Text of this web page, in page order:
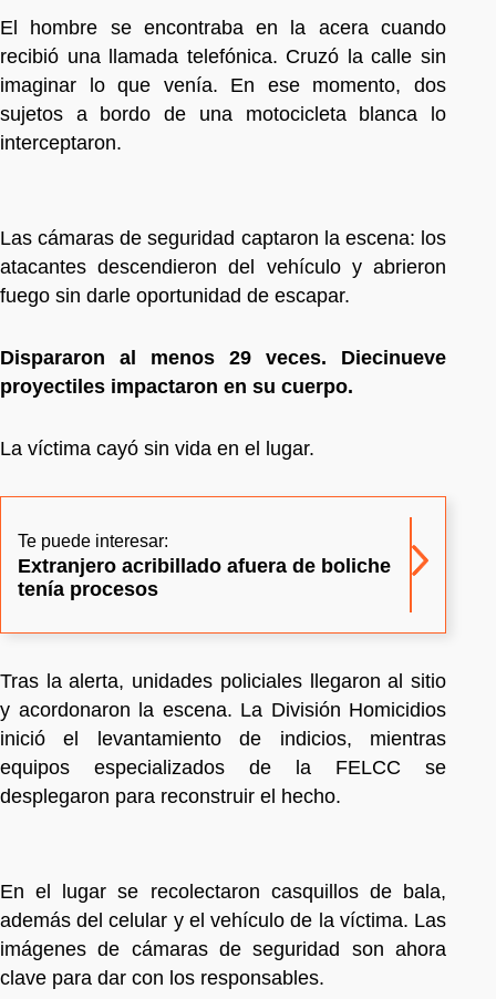
El hombre se encontraba en la acera cuando
recibió una llamada telefónica. Cruzó la calle sin
imaginar lo que venía. En ese momento, dos
sujetos a bordo de una motocicleta blanca lo
interceptaron.
Las cámaras de seguridad captaron la escena: los
atacantes descendieron del vehículo y abrieron
fuego sin darle oportunidad de escapar.
Dispararon al menos 29 veces. Diecinueve
proyectiles impactaron en su cuerpo.
La víctima cayó sin vida en el lugar.
Te puede interesar:
Extranjero acribillado afuera de boliche
tenía procesos
Tras la alerta, unidades policiales llegaron al sitio
y acordonaron la escena. La División Homicidios
inició el levantamiento de indicios, mientras
equipos especializados de la FELCC se
desplegaron para reconstruir el hecho.
En el lugar se recolectaron casquillos de bala,
además del celular y el vehículo de la víctima. Las
imágenes de cámaras de seguridad son ahora
clave para dar con los responsables.